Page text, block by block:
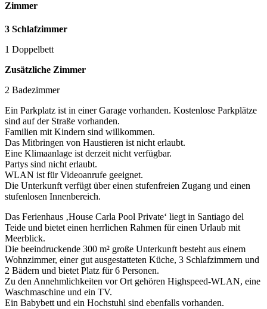
Zimmer
3 Schlafzimmer
1 Doppelbett
Zusätzliche Zimmer
2 Badezimmer
Ein Parkplatz ist in einer Garage vorhanden. Kostenlose Parkplätze
sind auf der Straße vorhanden.
Familien mit Kindern sind willkommen.
Das Mitbringen von Haustieren ist nicht erlaubt.
Eine Klimaanlage ist derzeit nicht verfügbar.
Partys sind nicht erlaubt.
WLAN ist für Videoanrufe geeignet.
Die Unterkunft verfügt über einen stufenfreien Zugang und einen
stufenlosen Innenbereich.
Das Ferienhaus ‚House Carla Pool Private‘ liegt in Santiago del
Teide und bietet einen herrlichen Rahmen für einen Urlaub mit
Meerblick.
Die beeindruckende 300 m² große Unterkunft besteht aus einem
Wohnzimmer, einer gut ausgestatteten Küche, 3 Schlafzimmern und
2 Bädern und bietet Platz für 6 Personen.
Zu den Annehmlichkeiten vor Ort gehören Highspeed-WLAN, eine
Waschmaschine und ein TV.
Ein Babybett und ein Hochstuhl sind ebenfalls vorhanden.